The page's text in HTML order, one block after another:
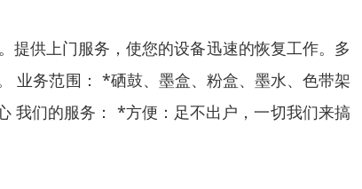
提供上门服务，使您的设备迅速的恢复工作。多
业务范围： *硒鼓、墨盒、粉盒、墨水、色带架
我们的服务： *方便：足不出户，一切我们来搞